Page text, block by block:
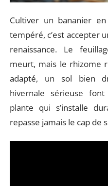
Cultiver un bananier
tempéré, c’est accepter
renaissance. Le
meurt, mais le rhizome
adapté, un sol bien
hivernale sérieuse
plante qui s’installe
repasse jamais le cap de